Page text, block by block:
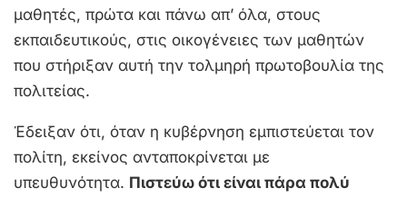
μαθητές, πρώτα και πάνω απ’ όλα, στους
εκπαιδευτικούς, στις οικογένειες των μαθητών
που στήριξαν αυτή την τολμηρή πρωτοβουλία της
πολιτείας.
Έδειξαν ότι, όταν η κυβέρνηση εμπιστεύεται τον
πολίτη, εκείνος ανταποκρίνεται με
υπευθυνότητα. Πιστεύω ότι είναι πάρα πολύ